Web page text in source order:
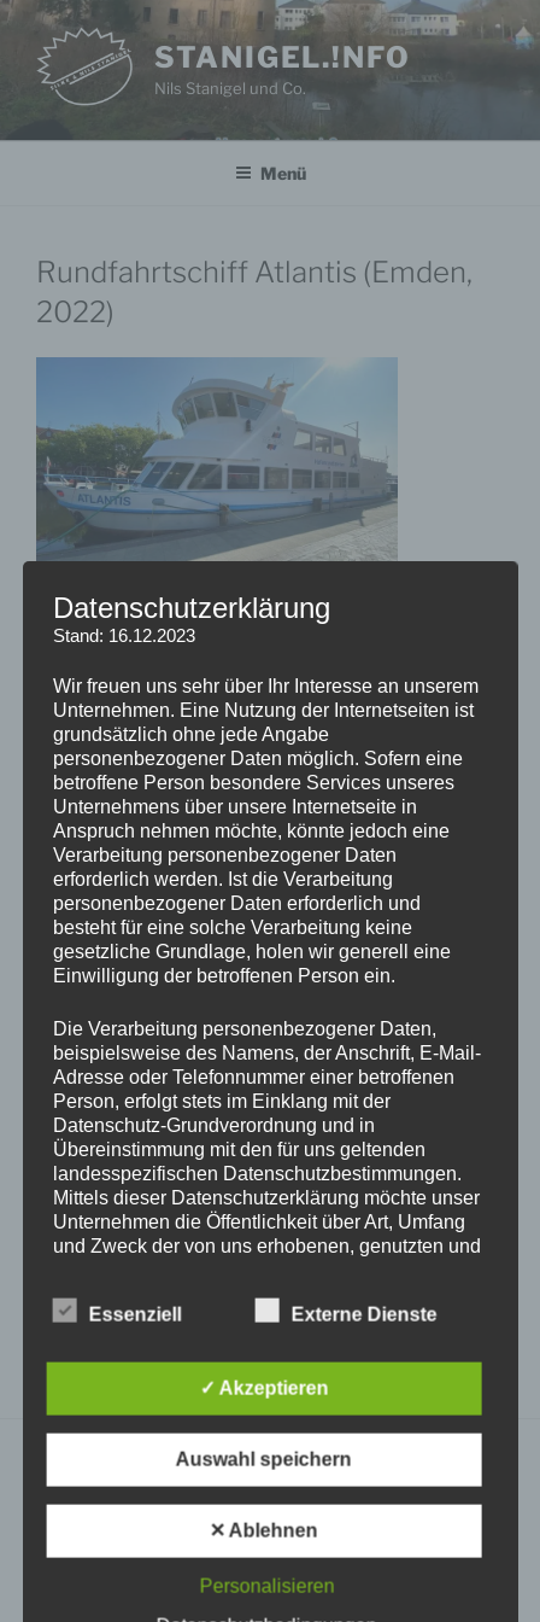
Zum
Inhalt
springen
STANIGEL.!NFO
Nils Stanigel und Co.
Menü
Rundfahrtschiff Atlantis (Emden,
2022)
Rund­fahrtschiff Atlantis (Emden, 2022)
Beitragsnavigation
Vorheriger
Beitrag
ZURÜCK
Rundfahrtschiff Atlantis (Emden, 2022)
SUCHE
Suche
[print_link]
oder mobil perQR-Code:
[wpqr-code]
BEITRÄGE NACH KATEGORIE
nach
GESCHÄFTSZEITEN & INFO
Datenschutzerklärung
Stand: 16.12.2023
Wir freuen uns sehr über Ihr Interesse an unserem
Unternehmen. Eine Nutzung der Internetseiten ist
grundsätzlich ohne jede Angabe
personenbezogener Daten möglich. Sofern eine
betroffene Person besondere Services unseres
Unternehmens über unsere Internetseite in
Anspruch nehmen möchte, könnte jedoch eine
Verarbeitung personenbezogener Daten
erforderlich werden. Ist die Verarbeitung
personenbezogener Daten erforderlich und
besteht für eine solche Verarbeitung keine
gesetzliche Grundlage, holen wir generell eine
Einwilligung der betroffenen Person ein.
Die Verarbeitung personenbezogener Daten,
beispielsweise des Namens, der Anschrift, E-Mail-
Adresse oder Telefonnummer einer betroffenen
Person, erfolgt stets im Einklang mit der
Datenschutz-Grundverordnung und in
Übereinstimmung mit den für uns geltenden
landesspezifischen Datenschutzbestimmungen.
Mittels dieser Datenschutzerklärung möchte unser
Unternehmen die Öffentlichkeit über Art, Umfang
und Zweck der von uns erhobenen, genutzten und
informieren. Ferner werden betroffene Personen
mittels dieser Datenschutzerklärung über die ihnen
Wir haben als für die Verarbeitung Verantwortlicher
zahlreiche technische und organisatorische
lückenlosen Schutz der über diese Internetseite
verarbeiteten personenbezogenen Daten
Datenübertragungen grundsätzlich
Sicherheitslücken aufweisen, sodass ein absoluter
Schutz nicht gewährleistet werden kann. Aus
diesem Grund steht es jeder betroffenen Person
Essenziell Externe Dienste
✓ Akzeptieren
Auswahl speichern
✕ Ablehnen
Personalisieren